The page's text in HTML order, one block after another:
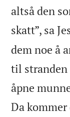
altså den
skatt”, sa
dem noe å
til stranden
åpne
Da